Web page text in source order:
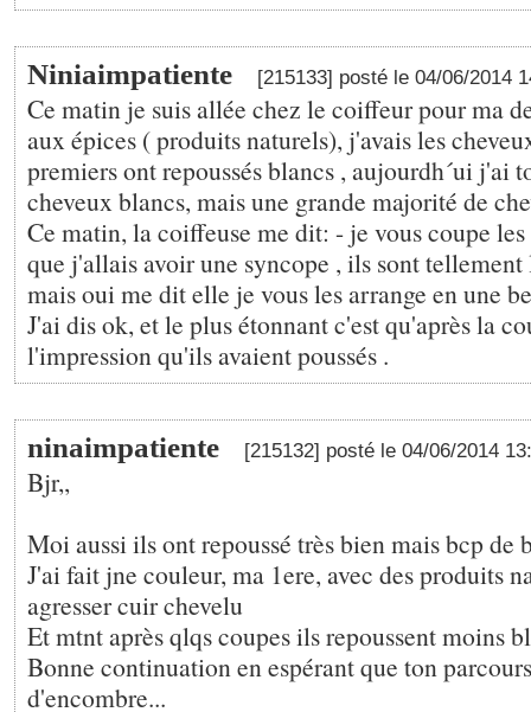
Niniaimpatiente [215133] posté le 04/06/2014
Ce matin je suis allée chez le coiffeur pour ma
aux épices ( produits naturels), j'avais les
premiers ont repoussés blancs , aujourdh´ui j'ai
cheveux blancs, mais une grande majorité de
Ce matin, la coiffeuse me dit: - je vous coupe
que j'allais avoir une syncope , ils sont tellement
mais oui me dit elle je vous les arrange en une
J'ai dis ok, et le plus étonnant c'est qu'après la
l'impression qu'ils avaient poussés .
ninaimpatiente [215132] posté le 04/06/2014
Bjr,,
Moi aussi ils ont repoussé très bien mais bcp de
J'ai fait jne couleur, ma 1ere, avec des produits
agresser cuir chevelu
Et mtnt après qlqs coupes ils repoussent moins
Bonne continuation en espérant que ton
d'encombre...